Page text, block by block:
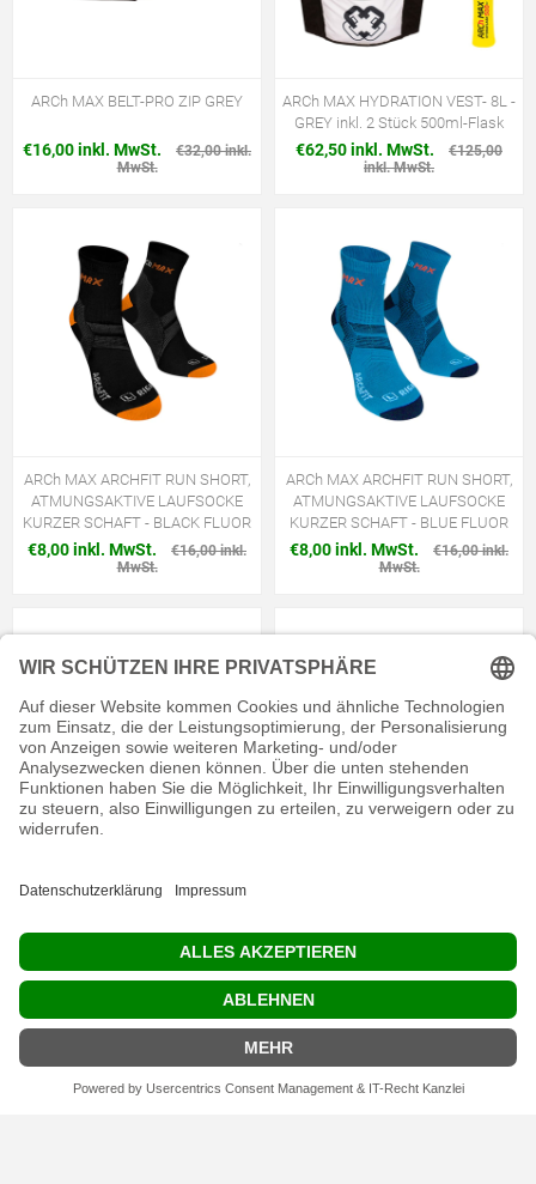
FILTEREINSTELLUNGEN
ARCh MAX BELT-PRO ZIP GREY
€16,00 inkl. MwSt.
€32,00 inkl.
MwSt.
ARCh MAX HYDRATION VEST- 8L -
GREY inkl. 2 Stück 500ml-Flask
€62,50 inkl. MwSt.
€125,00
inkl. MwSt.
ARCh MAX ARCHFIT RUN SHORT,
ATMUNGSAKTIVE LAUFSOCKE
KURZER SCHAFT - BLACK FLUOR
€8,00 inkl. MwSt.
€16,00 inkl.
MwSt.
ARCh MAX ARCHFIT RUN SHORT,
ATMUNGSAKTIVE LAUFSOCKE
KURZER SCHAFT - BLUE FLUOR
€8,00 inkl. MwSt.
€16,00 inkl.
MwSt.
ATMUNGSAKTIVE LAUFSOCKE
€8,00 inkl. MwSt.
€16,00 inkl.
€8,00 inkl. MwSt.
€16,00 inkl.